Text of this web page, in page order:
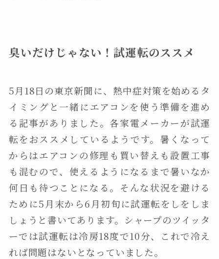
臭いだけじゃない！試運転のススメ
5月18日の東京新聞に、熱中症対策を始めるタ
イミングと一緒にエアコンを使う準備を進め
る記事がありました。各家電メーカーが試運
転をおススメしているようです。暑くなって
からはエアコンの修理も買い替えも設置工事
も混むので、使えるようになるまで暑いなか
何日も待つことになる。そんな状況を避ける
ために5月末から6月初旬に試運転をしをしま
しょうと書いてあります。シャープのツイッタ
ーでは試運転は冷房18度で10分、これで冷え
れば問題はないとなっていました。